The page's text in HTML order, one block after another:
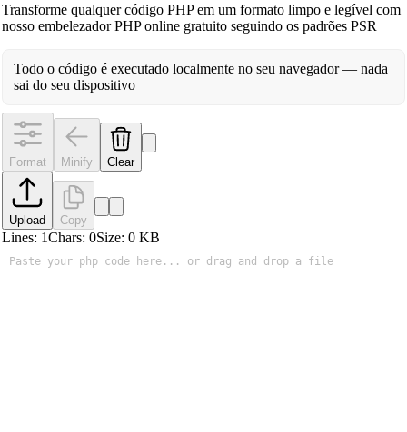
Transforme qualquer código PHP em um formato limpo e legível com
nosso embelezador PHP online gratuito seguindo os padrões PSR
Todo o código é executado localmente no seu navegador — nada
sai do seu dispositivo
Format Minify Clear
Upload Copy
Lines: 1Chars: 0Size: 0KB